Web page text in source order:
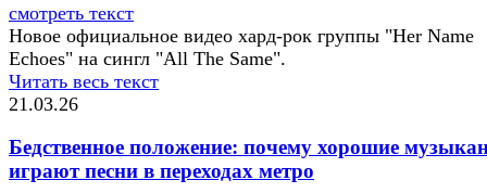
смотреть текст
Новое официальное видео хард-рок группы "Her Name
Echoes" на сингл "All The Same".
Читать весь текст
21.03.26
Бедственное положение: почему хорошие
играют песни в переходах метро